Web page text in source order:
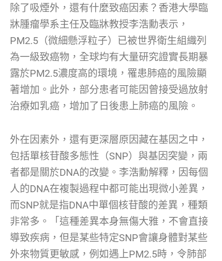
除了吸煙外，還有什麼致癌因素？香港大學臨
牀腫瘤學系主任及臨牀教授李浩勳表示，
PM2.5（微細懸浮粒子）已被世界衛生組織列
為一級致癌物，全球均有大量研究證實長期暴
露於PM2.5濃度高的環境，罹患肺癌的風險顯
著增加。此外，部分患者可能因曾接受過放射
治療如乳癌，增加了日後患上肺癌的風險。
外在因素外，還有更深層原因藏在基因之中，
包括單核苷酸多態性（SNP）與基因突變，兩
者都是關於DNA的改變。李浩勳解釋，因每個
人的DNA在複製過程中都可能出現微小差異，
而SNP就是指DNA中單個核苷酸的差異，種類
非常多。「這種差異本身無傷大雅，不會直接
導致疾病，但是某些特定SNP會讓身體對某些
外來物質更敏感，例如遇上PM2.5時，令肺部